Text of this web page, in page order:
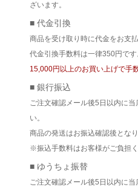
ざいます。
■ 代金引換
商品を受け取り時に代金をお支
代金引換手数料は一律350円です
15,000円以上のお買い上げで手
■ 銀行振込
ご注文確認メール後5日以内に
い。
商品の発送はお振込確認後となり
※振込手数料はお客様がご負担く
■ ゆうちょ振替
ご注文確認メール後5日以内に